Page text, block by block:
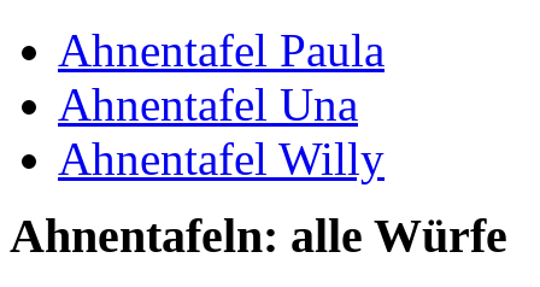
Ahnentafel Paula
Ahnentafel Una
Ahnentafel Willy
Ahnentafeln: alle Würfe